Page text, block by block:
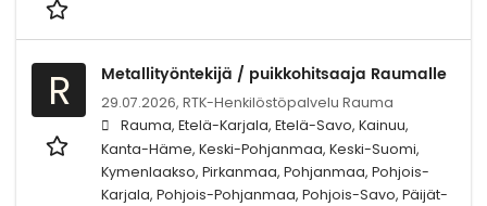
R Metallityöntekijä / puikkohitsaaja Raumalle
29.07.2026, RTK-Henkilöstöpalvelu Rauma
Rauma, Etelä-Karjala, Etelä-Savo, Kainuu,
Kanta-Häme, Keski-Pohjanmaa, Keski-Suomi,
Kymenlaakso, Pirkanmaa, Pohjanmaa, Pohjois-
Karjala, Pohjois-Pohjanmaa, Pohjois-Savo, Päijät-